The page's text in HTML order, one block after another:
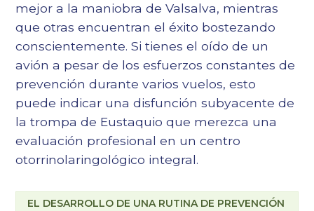
mejor a la maniobra de Valsalva, mientras
que otras encuentran el éxito bostezando
conscientemente. Si tienes el oído de un
avión a pesar de los esfuerzos constantes de
prevención durante varios vuelos, esto
puede indicar una disfunción subyacente de
la trompa de Eustaquio que merezca una
evaluación profesional en uncentro
otorrinolaringológico integral.
EL DESARROLLO DE UNA RUTINA DE PREVENCIÓN